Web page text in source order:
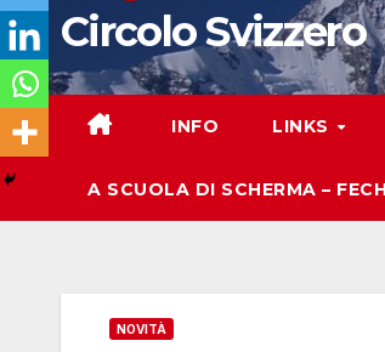
Circolo Svizzero
INFO LINKS
A SCUOLA DI SCHERMA –
NOVITÀ